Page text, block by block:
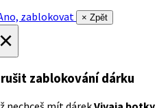
zablokovat
× Zpět
zablokování dárku